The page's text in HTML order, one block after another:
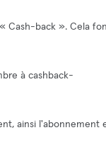
« Cash-back ». Cela
à cashback-
ainsi l'abonnement